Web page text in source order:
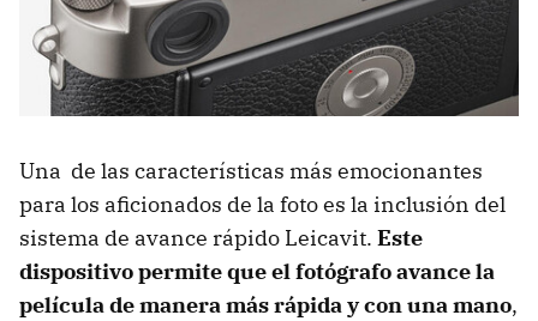
Una de las características más emocionantes
para los aficionados de la foto es la inclusión del
sistema de avance rápido Leicavit. Este
dispositivo permite que el fotógrafo avance la
película de manera más rápida y con una mano,